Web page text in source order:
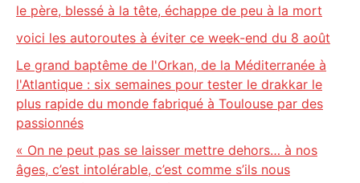
le père, blessé à la tête, échappe de peu à la mort
voici les autoroutes à éviter ce week-end du 8 août
Le grand baptême de l'Orkan, de la Méditerranée à
l'Atlantique : six semaines pour tester le drakkar le
plus rapide du monde fabriqué à Toulouse par des
passionnés
« On ne peut pas se laisser mettre dehors… à nos
âges, c’est intolérable, c’est comme s’ils nous